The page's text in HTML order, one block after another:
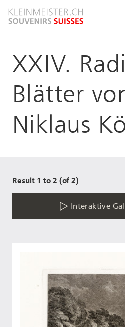
zum
XXIV.
Blätter
Niklaus
Result 1 to 2 (of 2)
Interaktive